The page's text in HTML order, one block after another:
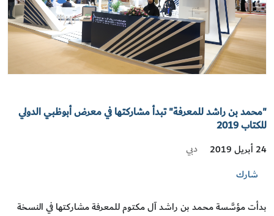
"محمد بن راشد للمعرفة" تبدأ مشاركتها في معرض أبوظبي الدولي
للكتاب 2019
24 أبريل 2019
دبي
شارك
بدأت مؤسَّسة محمد بن راشد آل مكتوم للمعرفة مشاركتها في النسخة